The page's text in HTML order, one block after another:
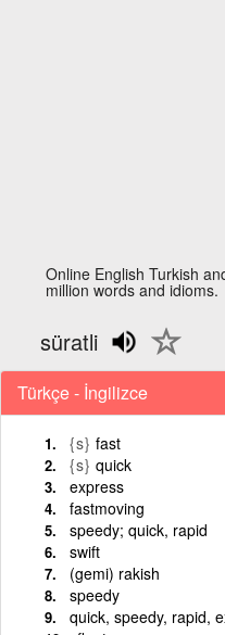
Online English Turkish
million words and idioms.
süratli
Türkçe - İngilizce
{s} fast
{s} quick
express
fastmoving
speedy; quick, rapid
swift
(gemi) rakish
speedy
quick, speedy, rapid,